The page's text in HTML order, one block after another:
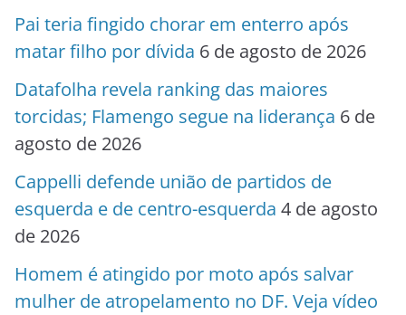
Pai teria fingido chorar em enterro após
matar filho por dívida 6 de agosto de 2026
Datafolha revela ranking das maiores
torcidas; Flamengo segue na liderança 6 de
agosto de 2026
Cappelli defende união de partidos de
esquerda e de centro-esquerda 4 de agosto
de 2026
Homem é atingido por moto após salvar
mulher de atropelamento no DF. Veja vídeo